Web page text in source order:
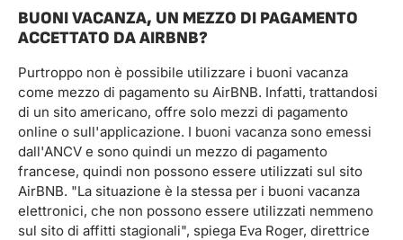
BUONI VACANZA, UN MEZZO DI PAGAMENTO
ACCETTATO DA AIRBNB?
Purtroppo non è possibile utilizzare i buoni vacanza
come mezzo di pagamento su AirBNB. Infatti, trattandosi
di un sito americano, offre solo mezzi di pagamento
online o sull'applicazione. I buoni vacanza sono emessi
dall'ANCV e sono quindi un mezzo di pagamento
francese, quindi non possono essere utilizzati sul sito
AirBNB. "La situazione è la stessa per i buoni vacanza
elettronici, che non possono essere utilizzati nemmeno
sul sito di affitti stagionali", spiega Eva Roger, direttrice